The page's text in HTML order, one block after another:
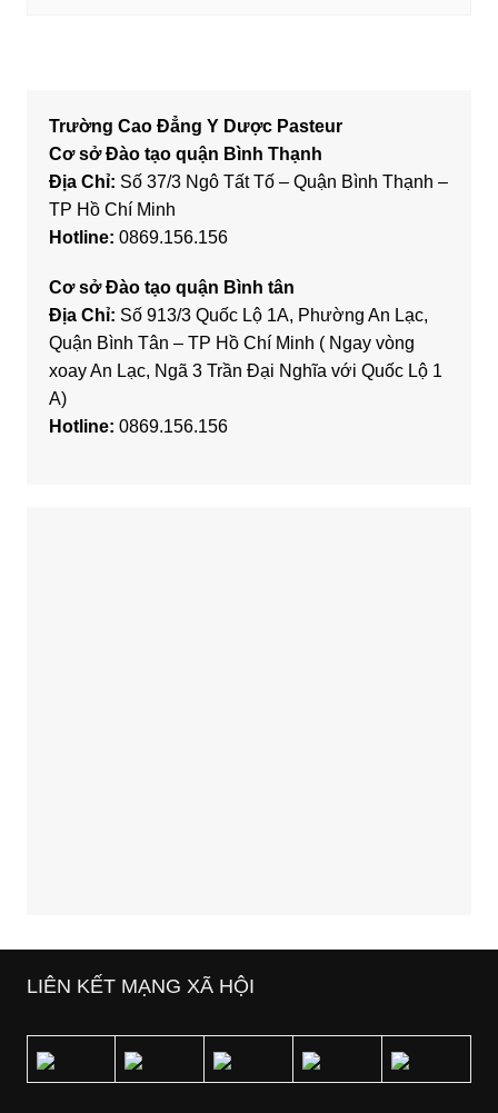
Trường Cao Đẳng Y Dược Pasteur
Cơ sở Đào tạo quận Bình Thạnh
Địa Chỉ: Số 37/3 Ngô Tất Tố – Quận Bình Thạnh –
TP Hồ Chí Minh
Hotline: 0869.156.156
Cơ sở Đào tạo quận Bình tân
Địa Chỉ: Số 913/3 Quốc Lộ 1A, Phường An Lạc,
Quận Bình Tân – TP Hồ Chí Minh ( Ngay vòng
xoay An Lạc, Ngã 3 Trần Đại Nghĩa với Quốc Lộ 1
A)
Hotline: 0869.156.156
LIÊN KẾT MẠNG XÃ HỘI